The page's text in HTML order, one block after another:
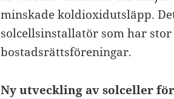
minskade koldioxidutsläpp.
solcellsinstallatör som har
bostadsrättsföreningar.
Ny utveckling av solceller för